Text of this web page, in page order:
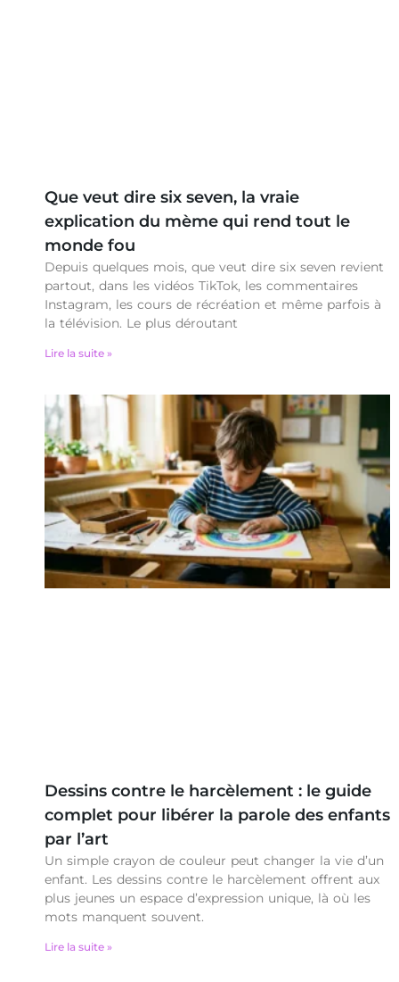
Que veut dire six seven, la vraie
explication du mème qui rend tout le
monde fou
Depuis quelques mois, que veut dire six seven revient
partout, dans les vidéos TikTok, les commentaires
Instagram, les cours de récréation et même parfois à
la télévision. Le plus déroutant
Lire la suite »
Dessins contre le harcèlement : le guide
complet pour libérer la parole des enfants
par l’art
Un simple crayon de couleur peut changer la vie d’un
enfant. Les dessins contre le harcèlement offrent aux
plus jeunes un espace d’expression unique, là où les
mots manquent souvent.
Lire la suite »